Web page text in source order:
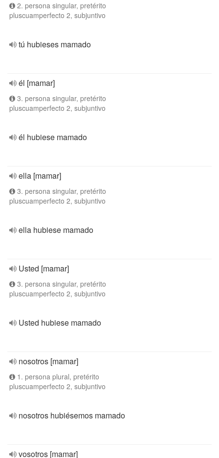
2. persona singular, pretérito
pluscuamperfecto 2, subjuntivo
tú hubieses mamado
él [mamar]
3. persona singular, pretérito
pluscuamperfecto 2, subjuntivo
él hubiese mamado
ella [mamar]
3. persona singular, pretérito
pluscuamperfecto 2, subjuntivo
ella hubiese mamado
Usted [mamar]
3. persona singular, pretérito
pluscuamperfecto 2, subjuntivo
Usted hubiese mamado
nosotros [mamar]
1. persona plural, pretérito
pluscuamperfecto 2, subjuntivo
nosotros hubiésemos mamado
vosotros [mamar]